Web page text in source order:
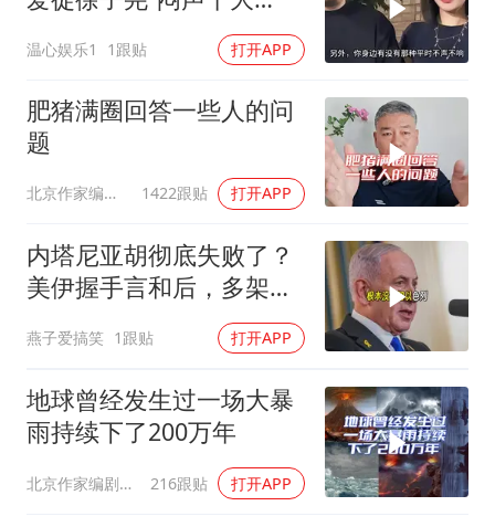
你常吃的兰州拉面要改名了
张家界中心汽车站候车厅漏水如瀑布
坚持党全面领导和党中央集中统一领导
事”，又给他争光了
温心娱乐1 1跟贴 打开APP
肥猪满圈回答一些人的问
题
北京作家编剧肥猪满圈 1422跟贴 打开APP
内塔尼亚胡彻底失败了？
美伊握手言和后，多架美
燕子爱搞笑 1跟贴 打开APP
地球曾经发生过一场大暴
雨持续下了200万年
北京作家编剧肥猪满圈 216跟贴 打开APP